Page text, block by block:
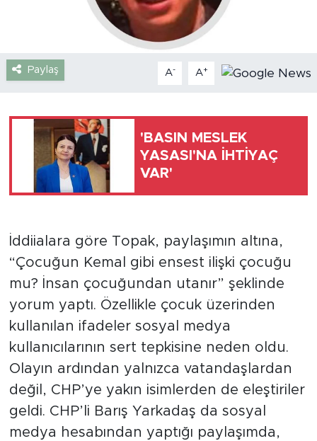
Paylaş A- A+
'BASIN MESLEK
YASASI'NA İHTİYAÇ
VAR'
İddiialara göre Topak, paylaşımın altına,
“Çocuğun Kemal gibi ensest ilişki çocuğu
mu? İnsan çocuğundan utanır” şeklinde
yorum yaptı. Özellikle çocuk üzerinden
kullanılan ifadeler sosyal medya
kullanıcılarının sert tepkisine neden oldu.
Olayın ardından yalnızca vatandaşlardan
değil, CHP’ye yakın isimlerden de eleştiriler
geldi. CHP’li Barış Yarkadaş da sosyal
medya hesabından yaptığı paylaşımda,
Turizm
Yaşam
Yerel